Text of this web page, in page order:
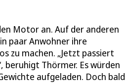
Motor an. Auf der anderen
paar Anwohner ihre
zu machen. „Jetzt passiert
beruhigt Thörmer. Es würden
aufgeladen. Doch bald